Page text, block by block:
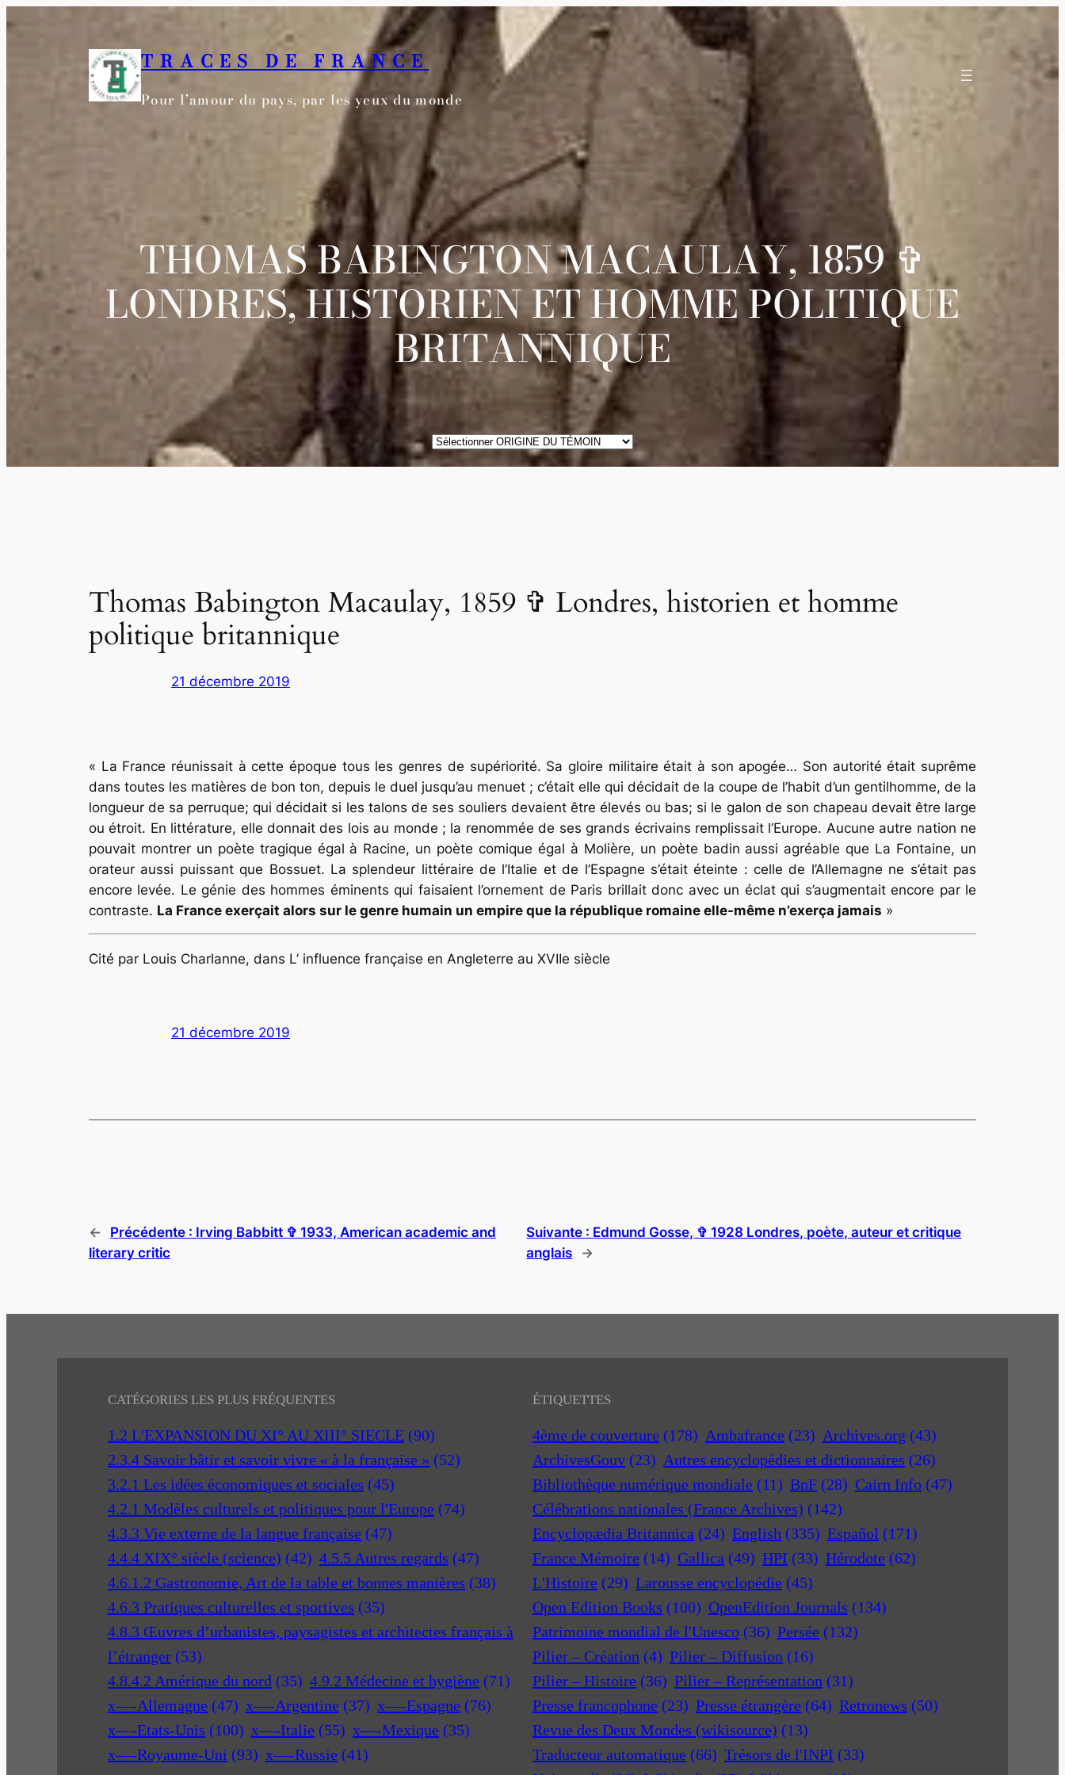
TRACES DE FRANCE
Pour l’amour du pays, par les yeux du monde
THOMAS BABINGTON MACAULAY, 1859 ✞
LONDRES, HISTORIEN ET HOMME POLITIQUE
BRITANNIQUE
ORIGINE
DES
Thomas Babington Macaulay, 1859 ✞ Londres, historien et homme
politique britannique
21 décembre 2019
« La France réunissait à cette époque tous les genres de supériorité. Sa gloire militaire était à son apogée… Son autorité était suprême
dans toutes les matières de bon ton, depuis le duel jusqu’au menuet ; c’était elle qui décidait de la coupe de l’habit d’un gentilhomme, de la
longueur de sa perruque; qui décidait si les talons de ses souliers devaient être élevés ou bas; si le galon de son chapeau devait être large
ou étroit. En littérature, elle donnait des lois au monde ; la renommée de ses grands écrivains remplissait l’Europe. Aucune autre nation ne
pouvait montrer un poète tragique égal à Racine, un poète comique égal à Molière, un poète badin aussi agréable que La Fontaine, un
orateur aussi puissant que Bossuet. La splendeur littéraire de l’Italie et de l’Espagne s’était éteinte : celle de l’Allemagne ne s’était pas
encore levée. Le génie des hommes éminents qui faisaient l’ornement de Paris brillait donc avec un éclat qui s’augmentait encore par le
contraste. La France exerçait alors sur le genre humain un empire que la république romaine elle-même n’exerça jamais »
Cité par Louis Charlanne, dans L’ influence française en Angleterre au XVIIe siècle
21 décembre 2019
← Précédente : Irving Babbitt ✞ 1933, American academic and
literary critic
Suivante : Edmund Gosse, ✞ 1928 Londres, poète, auteur et critique
anglais
→
CATÉGORIES LES PLUS FRÉQUENTES
1.2 L'EXPANSION DU XI° AU XIII° SIECLE (90)
2.3.4 Savoir bâtir et savoir vivre « à la française » (52)
3.2.1 Les idées économiques et sociales (45)
4.2.1 Modèles culturels et politiques pour l'Europe (74)
4.3.3 Vie externe de la langue française (47)
4.4.4 XIX° siècle (science) (42) 4.5.5 Autres regards (47)
4.6.1.2 Gastronomie, Art de la table et bonnes manières (38)
4.6.3 Pratiques culturelles et sportives (35)
4.8.3 Œuvres d’urbanistes, paysagistes et architectes français à
l’étranger (53)
4.8.4.2 Amérique du nord (35) 4.9.2 Médecine et hygiène (71)
x—-Allemagne (47) x—-Argentine (37) x—-Espagne (76)
x—-Etats-Unis (100) x—-Italie (55) x—-Mexique (35)
x—-Royaume-Uni (93) x—-Russie (41)
ÉTIQUETTES
4ème de couverture (178) Ambafrance (23) Archives.org (43)
ArchivesGouv (23) Autres encyclopédies et dictionnaires (26)
Bibliothèque numérique mondiale (11) BnF (28) Cairn Info (47)
Célébrations nationales (France Archives) (142)
Encyclopædia Britannica (24) English (335) Español (171)
France Mémoire (14) Gallica (49) HPI (33) Hérodote (62)
L'Histoire (29) Larousse encyclopédie (45)
Open Edition Books (100) OpenEdition Journals (134)
Patrimoine mondial de l'Unesco (36) Persée (132)
Pilier – Création (4) Pilier – Diffusion (16)
Pilier – Histoire (36) Pilier – Représentation (31)
Presse francophone (23) Presse étrangère (64) Retronews (50)
Revue des Deux Mondes (wikisource) (13)
Traducteur automatique (66) Trésors de l'INPI (33)